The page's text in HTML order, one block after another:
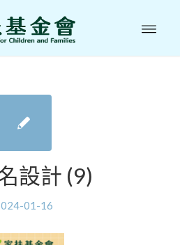
設計 (9)
01-16